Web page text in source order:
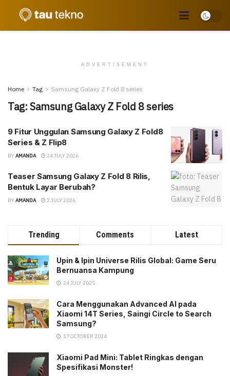
ADVERTISEMENT
Home Tag Samsung Galaxy Z Fold 8 series
Tag:Samsung Galaxy Z Fold 8 series
9 Fitur Unggulan Samsung Galaxy Z Fold8
Series & Z Flip8
BY AMANDA 24 JULY 2026
Teaser Samsung Galaxy Z Fold 8 Rilis,
Bentuk Layar Berubah?
BY AMANDA 2 JULY 2026
Trending Comments Latest
Upin & Ipin Universe Rilis Global: Game Seru
Bernuansa Kampung
24 JULY 2025
Cara Menggunakan Advanced AI pada
Xiaomi 14T Series, Saingi Circle to Search
Samsung?
17 OCTOBER 2024
Xiaomi Pad Mini: Tablet Ringkas dengan
Spesifikasi Monster!